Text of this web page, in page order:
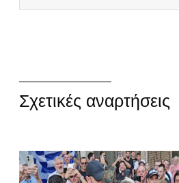
Σχετικές αναρτήσεις